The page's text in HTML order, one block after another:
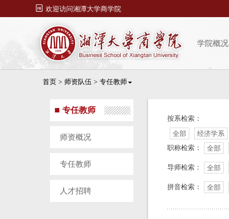
 欢迎访问湘潭大学商学院
学院概况
首页 > 师资队伍 > 专任教师
专任教师
师资概况
专任教师
人才招聘
按系检索：
全部 经济学系
职称检索：
全部
导师检索： 全部
拼音检索： 全部